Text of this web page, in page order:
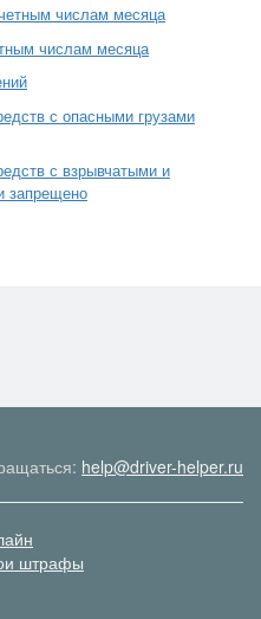
числам месяца
числам месяца
с опасными грузами
с взрывчатыми и
запрещено
help@driver-helper.ru
штрафы